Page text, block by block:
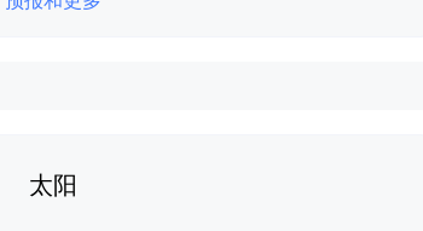
太阳